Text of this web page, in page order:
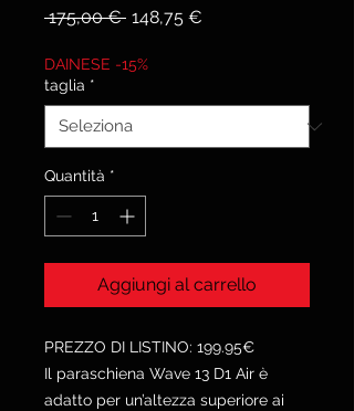
175,00 € Prezzo
148,75 €
DAINESE -15%
taglia *
Quantità *
Aggiungi al carrello
PREZZO DI LISTINO: 199.95€
Il paraschiena Wave 13 D1 Air è
adatto per un’altezza superiore ai